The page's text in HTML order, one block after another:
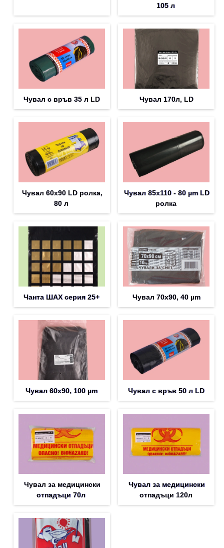
105 л
Чувал с връв 35 л LD Чувал 170л, LD
Чувал 60х90 LD ролка,
80 л
Чувал 85х110 - 80 µm LD
ролка
Чанта ШАХ серия 25+ Чувал 70х90, 40 µm
Чувал 60х90, 100 µm Чувал с връв 50 л LD
Чувал за медицински
отпадъци 70л
Чувал за медицински
отпадъци 120л